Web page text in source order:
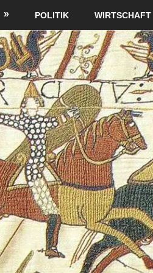
POLITIK WIRTSCHAFT